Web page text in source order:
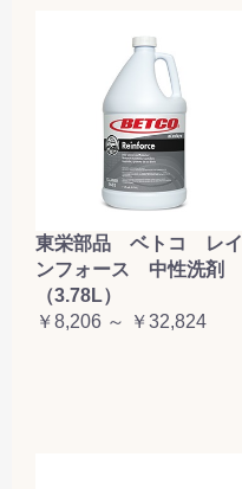
東栄部品 ベトコ レイ
ンフォース 中性洗剤
（3.78L）
￥8,206 ～ ￥32,824